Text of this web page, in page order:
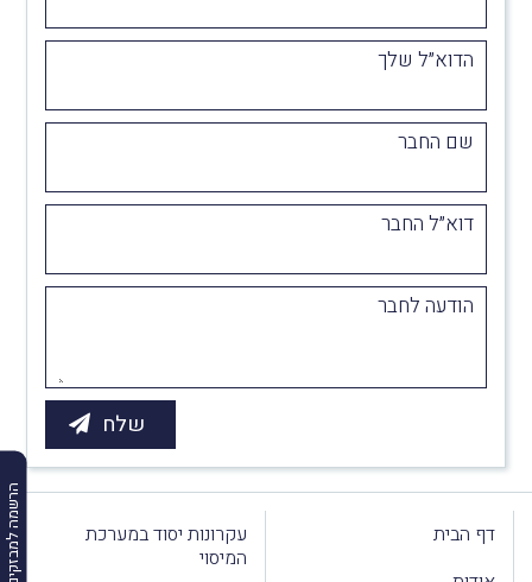
הרשמה למבזקים
הדוא״ל שלך
שם החבר
דוא״ל החבר
הודעה לחבר
דף הבית
עקרונות יסוד במערכת
המיסוי